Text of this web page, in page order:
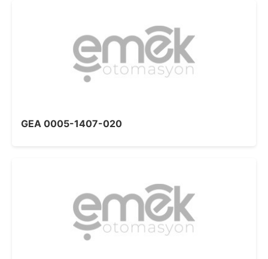
GEA 0005-1407-020